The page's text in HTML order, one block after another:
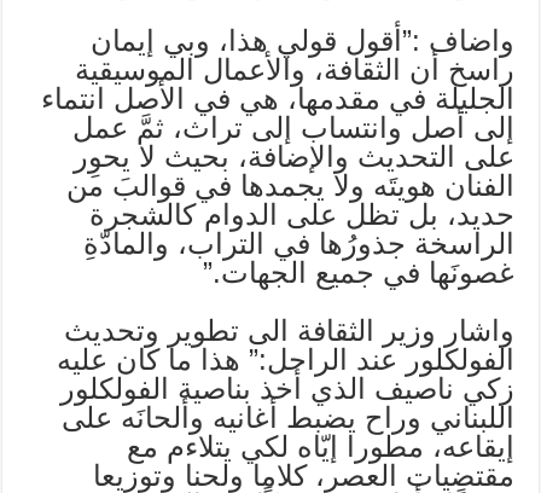
واضاف :”أقول قولي هذا، وبي إيمان
راسخ أن الثقافة، والأعمال الموسيقية
الجليلة في مقدمها، هي في الأصل انتماء
إلى أصل وانتساب إلى تراث، ثمَّ عمل
على التحديث والإضافة، بحيث لا يحوِر
الفنان هويتَه ولا يجمدها في قوالبَ من
حديد، بل تظل على الدوام كالشجرة
الراسخة جذورُها في التراب، والمادّةِ
غصونَها في جميع الجهات.”
واشار وزير الثقافة الى تطوير وتحديث
الفولكلور عند الراحل:” هذا ما كان عليه
زكي ناصيف الذي أخذ بناصية الفولكلور
اللبناني وراح يضبط أغانيه وألحانَه على
إيقاعه، مطورا إيّاه لكي يتلاءم مع
مقتضيات العصر، كلاما ولحنا وتوزيعا